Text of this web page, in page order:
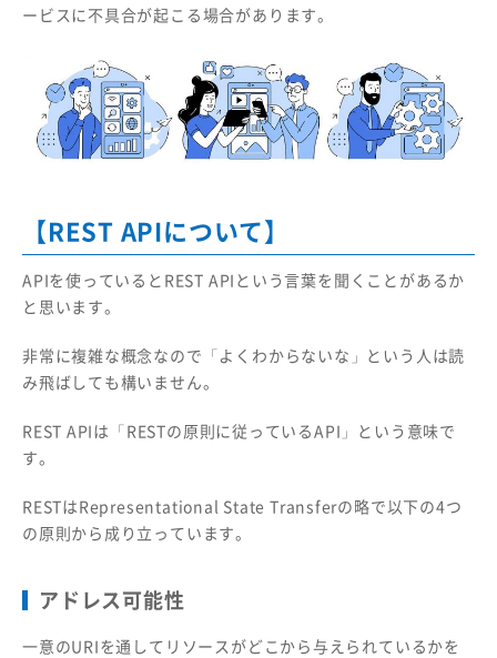
ービスに不具合が起こる場合があります。
【REST APIについて】
APIを使っているとREST APIという言葉を聞くことがあるか
と思います。
非常に複雑な概念なので「よくわからないな」という人は読
み飛ばしても構いません。
REST APIは「RESTの原則に従っているAPI」という意味で
す。
RESTはRepresentational State Transferの略で以下の4つ
の原則から成り立っています。
アドレス可能性
一意のURIを通してリソースがどこから与えられているかを